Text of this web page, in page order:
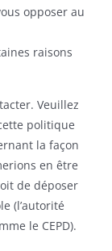
opposer au
raisons
Veuillez
politique
la façon
en être
de déposer
(l’autorité
le CEPD).